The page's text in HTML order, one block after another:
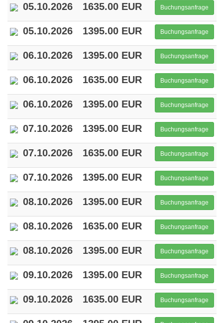
05.10.2026 1635.00 EUR Buchungsanfrage
05.10.2026 1395.00 EUR Buchungsanfrage
06.10.2026 1395.00 EUR Buchungsanfrage
06.10.2026 1635.00 EUR Buchungsanfrage
06.10.2026 1395.00 EUR Buchungsanfrage
07.10.2026 1395.00 EUR Buchungsanfrage
07.10.2026 1635.00 EUR Buchungsanfrage
07.10.2026 1395.00 EUR Buchungsanfrage
08.10.2026 1395.00 EUR Buchungsanfrage
08.10.2026 1635.00 EUR Buchungsanfrage
08.10.2026 1395.00 EUR Buchungsanfrage
09.10.2026 1395.00 EUR Buchungsanfrage
09.10.2026 1635.00 EUR Buchungsanfrage